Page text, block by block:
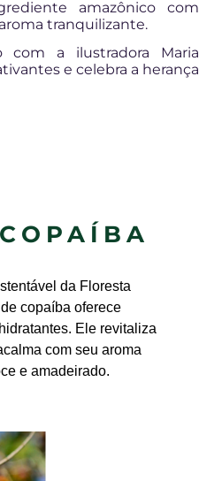
amazônico com
tranquilizante.
com a ilustradora Maria
e celebra a herança
da Floresta
copaíba oferece
Ele revitaliza
com seu aroma
e amadeirado.